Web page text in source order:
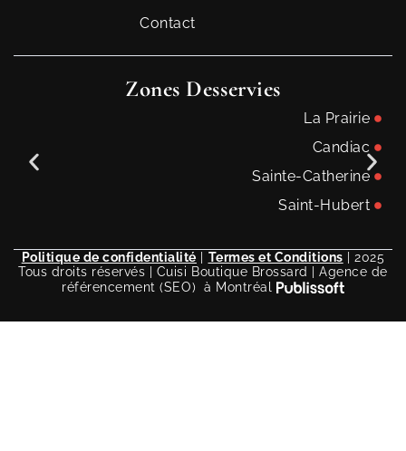
Contact
Zones Desservies
La Prairie
Candiac
Sainte-Catherine
Saint-Hubert
Politique de confidentialité Termes et Conditions | 2025
Tous droits réservés | Cuisi Boutique Brossard | Agence de
référencement (SEO) à Montréal